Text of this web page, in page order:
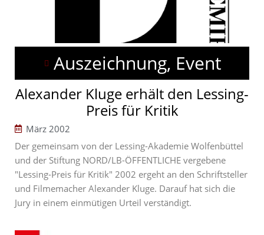
Auszeichnung, Event
Alexander Kluge erhält den Lessing-
Preis für Kritik
März 2002
Der gemeinsam von der Lessing-Akademie Wolfenbüttel
und der Stiftung NORD/LB-ÖFFENTLICHE vergebene
"Lessing-Preis für Kritik" 2002 ergeht an den Schriftsteller
und Filmemacher Alexander Kluge. Darauf hat sich die
Jury in einem einmütigen Urteil verständigt.